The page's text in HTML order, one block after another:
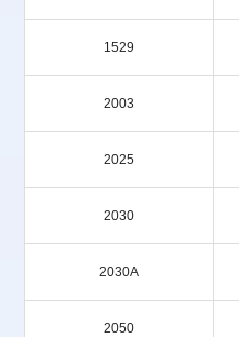
1529
2003
2025
2030
2030A
2050